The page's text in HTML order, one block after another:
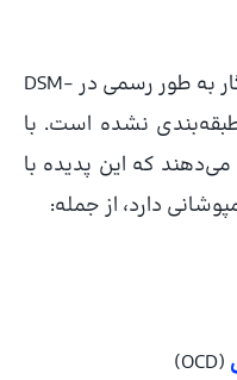
در حال حاضر، خیال‌پردازی ناسازگار به طور رسمی در DSM-
نشده است. با
که این پدیده با
دارد، از جمله:
(OCD)